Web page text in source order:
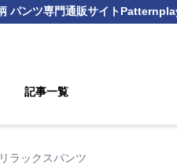
パンツ専門通販サイト
記事一覧
ラックスパンツ